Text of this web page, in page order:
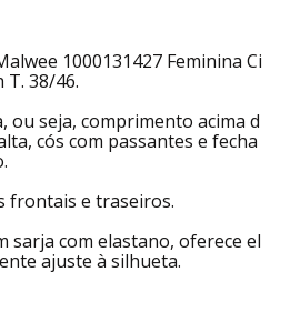
1000131427 Feminina Ci
38/46.
ou seja, comprimento acima d
cós com passantes e fecha
frontais e traseiros.
sarja com elastano, oferece el
ajuste à silhueta.